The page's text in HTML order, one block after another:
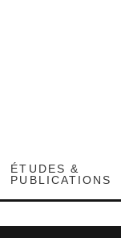
ÉTUDES &
PUBLICATIONS